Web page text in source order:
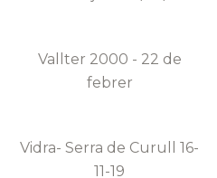
Vallter 2000 - 22 de
febrer
Vidra- Serra de Curull 16-
11-19